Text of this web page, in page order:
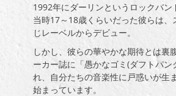
1992年にダーリンというロックバン
当時17～ 18歳くらいだった彼らは、
じレーベルからデビュー。
しかし、彼らの華やかな期待とは裏
ーカー誌に「愚かなゴミ(ダフトパン
れ、自分たちの音楽性に戸惑いが生
始まっています。